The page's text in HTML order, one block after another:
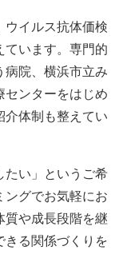
ウイルス抗体価検
ています。専門的
病院、横浜市立み
センターをはじめ
介体制も整えてい
たい」というご希
ングでお気軽にお
質や成長段階を継
きる関係づくりを